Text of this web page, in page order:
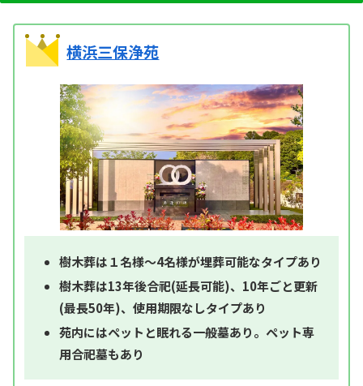
横浜三保浄苑
樹木葬は１名様～4名様が埋葬可能なタイプあり
樹木葬は13年後合祀(延長可能)、10年ごと更新
(最長50年)、使用期限なしタイプあり
苑内にはペットと眠れる一般墓あり。ペット専
用合祀墓もあり